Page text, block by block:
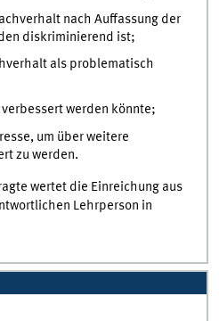
nach Auffassung der
diskriminierend ist;
als problematisch
werden könnte;
um über weitere
zu werden.
wertet die Einreichung aus
Lehrperson in